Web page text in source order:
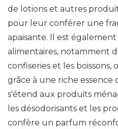
de lotions et autres
pour leur conférer une
apaisante. Il est
alimentaires, notamment
confiseries et les boissons,
grâce à une riche essence
s'étend aux produits
les désodorisants et les
confère un parfum